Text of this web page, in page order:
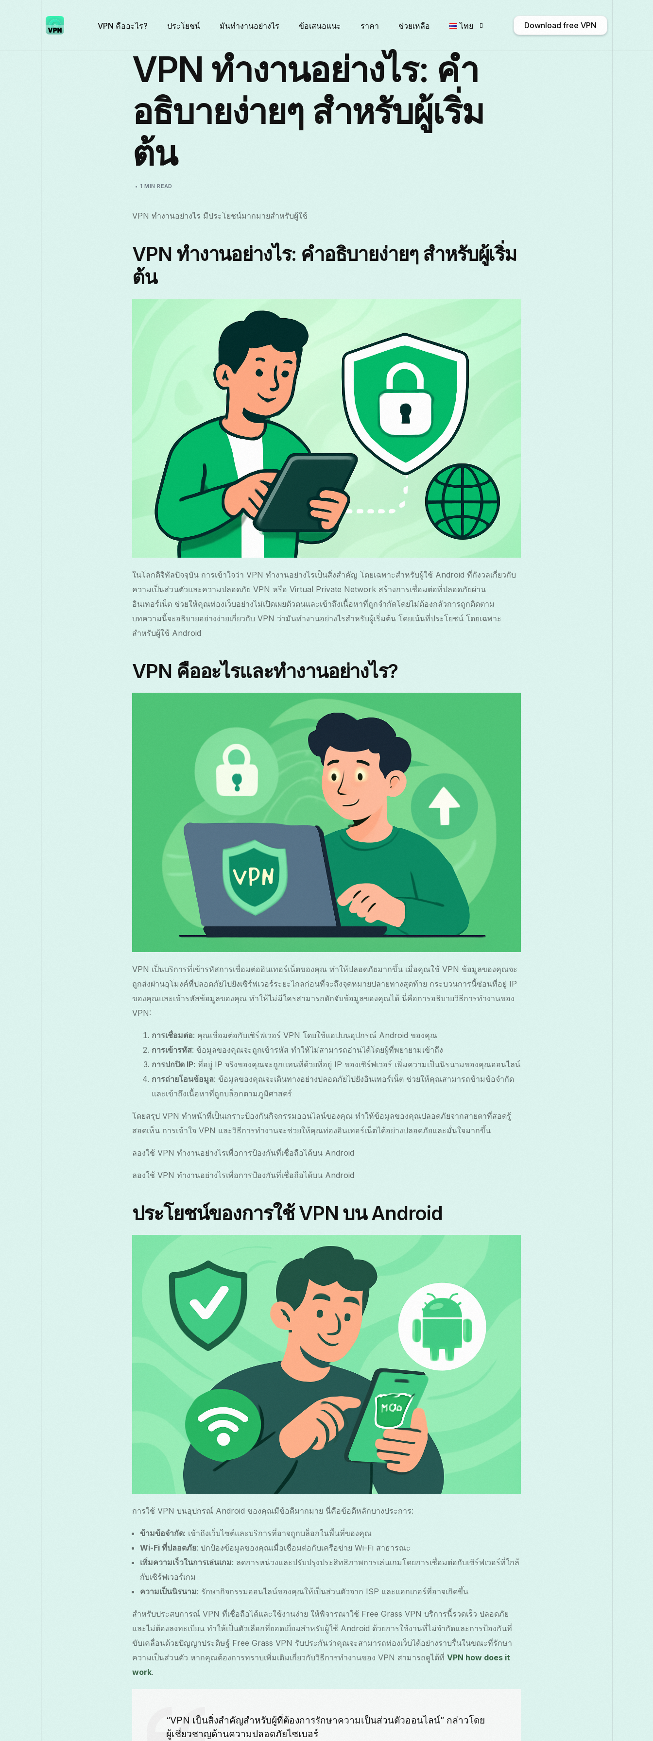
VPN คืออะไร? ประโยชน์ มันทำงานอย่างไร ข้อเสนอแนะ ราคา ช่วยเหลือ ไทย
English
Български
Română
Download free VPN
VPN ทำงานอย่างไร: คำ
อธิบายง่ายๆ สำหรับผู้เริ่ม
ต้น
1 MIN READ
VPN ทำงานอย่างไร มีประโยชน์มากมายสำหรับผู้ใช้
VPN ทำงานอย่างไร: คำอธิบายง่ายๆ สำหรับผู้เริ่ม
ต้น
ในโลกดิจิทัลปัจจุบัน การเข้าใจว่า VPN ทำงานอย่างไรเป็นสิ่งสำคัญ โดยเฉพาะสำหรับผู้ใช้ Android ที่กังวลเกี่ยวกับ
ความเป็นส่วนตัวและความปลอดภัย VPN หรือ Virtual Private Network สร้างการเชื่อมต่อที่ปลอดภัยผ่าน
อินเทอร์เน็ต ช่วยให้คุณท่องเว็บอย่างไม่เปิดเผยตัวตนและเข้าถึงเนื้อหาที่ถูกจำกัดโดยไม่ต้องกลัวการถูกติดตาม
บทความนี้จะอธิบายอย่างง่ายเกี่ยวกับ VPN ว่ามันทำงานอย่างไรสำหรับผู้เริ่มต้น โดยเน้นที่ประโยชน์ โดยเฉพาะ
สำหรับผู้ใช้ Android
VPN คืออะไรและทำงานอย่างไร?
VPN เป็นบริการที่เข้ารหัสการเชื่อมต่ออินเทอร์เน็ตของคุณ ทำให้ปลอดภัยมากขึ้น เมื่อคุณใช้ VPN ข้อมูลของคุณจะ
ถูกส่งผ่านอุโมงค์ที่ปลอดภัยไปยังเซิร์ฟเวอร์ระยะไกลก่อนที่จะถึงจุดหมายปลายทางสุดท้าย กระบวนการนี้ซ่อนที่อยู่ IP
ของคุณและเข้ารหัสข้อมูลของคุณ ทำให้ไม่มีใครสามารถดักจับข้อมูลของคุณได้ นี่คือการอธิบายวิธีการทำงานของ
VPN:
การเชื่อมต่อ: คุณเชื่อมต่อกับเซิร์ฟเวอร์ VPN โดยใช้แอปบนอุปกรณ์ Android ของคุณ
การเข้ารหัส: ข้อมูลของคุณจะถูกเข้ารหัส ทำให้ไม่สามารถอ่านได้โดยผู้ที่พยายามเข้าถึง
การปกปิด IP: ที่อยู่ IP จริงของคุณจะถูกแทนที่ด้วยที่อยู่ IP ของเซิร์ฟเวอร์ เพิ่มความเป็นนิรนามของคุณออนไลน์
การถ่ายโอนข้อมูล: ข้อมูลของคุณจะเดินทางอย่างปลอดภัยไปยังอินเทอร์เน็ต ช่วยให้คุณสามารถข้ามข้อจำกัด
และเข้าถึงเนื้อหาที่ถูกบล็อกตามภูมิศาสตร์
โดยสรุป VPN ทำหน้าที่เป็นเกราะป้องกันกิจกรรมออนไลน์ของคุณ ทำให้ข้อมูลของคุณปลอดภัยจากสายตาที่สอดรู้
สอดเห็น การเข้าใจ VPN และวิธีการทำงานจะช่วยให้คุณท่องอินเทอร์เน็ตได้อย่างปลอดภัยและมั่นใจมากขึ้น
ลองใช้ VPN ทำงานอย่างไรเพื่อการป้องกันที่เชื่อถือได้บน Android
ลองใช้ VPN ทำงานอย่างไรเพื่อการป้องกันที่เชื่อถือได้บน Android
ประโยชน์ของการใช้ VPN บน Android
การใช้ VPN บนอุปกรณ์ Android ของคุณมีข้อดีมากมาย นี่คือข้อดีหลักบางประการ:
ข้ามข้อจำกัด: เข้าถึงเว็บไซต์และบริการที่อาจถูกบล็อกในพื้นที่ของคุณ
Wi-Fi ที่ปลอดภัย: ปกป้องข้อมูลของคุณเมื่อเชื่อมต่อกับเครือข่าย Wi-Fi สาธารณะ
เพิ่มความเร็วในการเล่นเกม: ลดการหน่วงและปรับปรุงประสิทธิภาพการเล่นเกมโดยการเชื่อมต่อกับเซิร์ฟเวอร์ที่ใกล้
กับเซิร์ฟเวอร์เกม
ความเป็นนิรนาม: รักษากิจกรรมออนไลน์ของคุณให้เป็นส่วนตัวจาก ISP และแฮกเกอร์ที่อาจเกิดขึ้น
สำหรับประสบการณ์ VPN ที่เชื่อถือได้และใช้งานง่าย ให้พิจารณาใช้ Free Grass VPN บริการนี้รวดเร็ว ปลอดภัย
และไม่ต้องลงทะเบียน ทำให้เป็นตัวเลือกที่ยอดเยี่ยมสำหรับผู้ใช้ Android ด้วยการใช้งานที่ไม่จำกัดและการป้องกันที่
ขับเคลื่อนด้วยปัญญาประดิษฐ์ Free Grass VPN รับประกันว่าคุณจะสามารถท่องเว็บได้อย่างราบรื่นในขณะที่รักษา
ความเป็นส่วนตัว หากคุณต้องการทราบเพิ่มเติมเกี่ยวกับวิธีการทำงานของ VPN สามารถดูได้ที่ VPN how does it
work.
“VPN เป็นสิ่งสำคัญสำหรับผู้ที่ต้องการรักษาความเป็นส่วนตัวออนไลน์” กล่าวโดย
ผู้เชี่ยวชาญด้านความปลอดภัยไซเบอร์